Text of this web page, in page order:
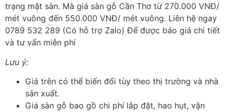
trạng mặt sàn. Mà giá sàn gỗ Cần Thơ từ 270.000 VNĐ/
mét vuông đến 550.000 VNĐ/ mét vuông. Liên hệ ngay
0789 532 289 (Có hỗ trợ Zalo) Để được báo giá chi tiết
và tư vấn miễn phí
Lưu ý:
Giá trên có thể biến đổi tùy theo thị trường và nhà
sản xuất.
Giá sàn gỗ bao gồ chi phí lắp đặt, hao hụt, vận